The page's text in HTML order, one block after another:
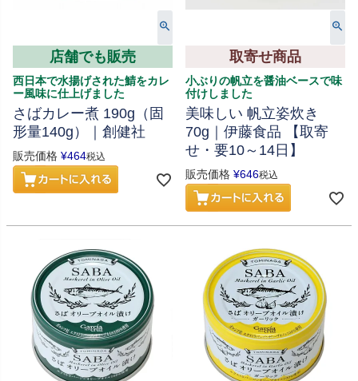
店舗でも販売
西日本で水揚げされた鯖をカレ
ー風味に仕上げました
さばカレー煮 190g（固
形量140g）｜創健社
販売価格 ¥464税込
取寄せ商品
小ぶりの帆立を醤油ベースで味
付けしました
美味しい 帆立姿炊き
70g｜伊藤食品 【取寄
せ・要10～14日】
販売価格 ¥646税込